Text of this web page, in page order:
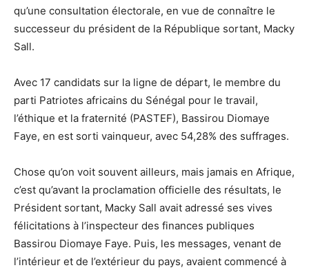
qu’une consultation électorale, en vue de connaître le
successeur du président de la République sortant, Macky
Sall.
Avec 17 candidats sur la ligne de départ, le membre du
parti Patriotes africains du Sénégal pour le travail,
l’éthique et la fraternité (PASTEF), Bassirou Diomaye
Faye, en est sorti vainqueur, avec 54,28% des suffrages.
Chose qu’on voit souvent ailleurs, mais jamais en Afrique,
c’est qu’avant la proclamation officielle des résultats, le
Président sortant, Macky Sall avait adressé ses vives
félicitations à l’inspecteur des finances publiques
Bassirou Diomaye Faye. Puis, les messages, venant de
l’intérieur et de l’extérieur du pays, avaient commencé à